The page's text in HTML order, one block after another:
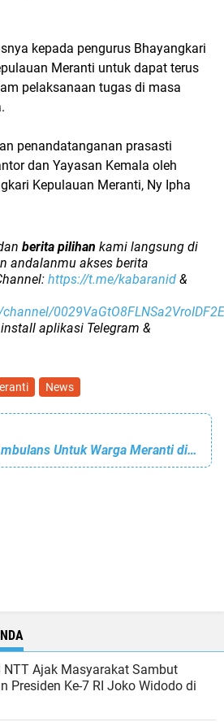
kepada pengurus Bhayangkari
Meranti untuk dapat terus
pelaksanaan tugas di masa
penandatanganan prasasti
dan Yayasan Kemala oleh
Kepulauan Meranti, Ny Ipha
berita pilihan kami langsung di
andalanmu akses berita
https://t.me/kabaranid &
0029VaGtO8FLNSa2VroIDF2E
aplikasi Telegram &
News
Pemkab Serahkan Ambulans Untuk Warga Meranti di Pekanbaru
NTT Ajak Masyarakat Sambut
Presiden Ke-7 RI Joko Widodo di